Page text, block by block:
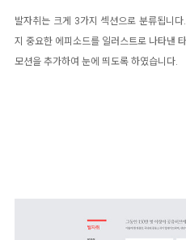
발자취는 크게 3가지 섹션으로 분류됩니
지 중요한 에피소드를 일러스트로 나타낸
모션을 추가하여 눈에 띄도록 하였습니다.